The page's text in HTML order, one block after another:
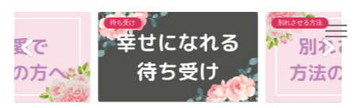
待ち受け 別れさせる方法